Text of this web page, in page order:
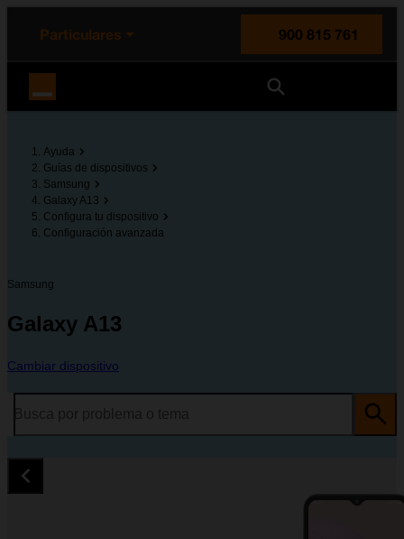
principal
la página
Particulares
900 815 761
Ayuda
Guías de dispositivos
Samsung
Galaxy A13
Configura tu dispositivo
Configuración avanzada
Samsung
Galaxy A13
Cambiar dispositivo